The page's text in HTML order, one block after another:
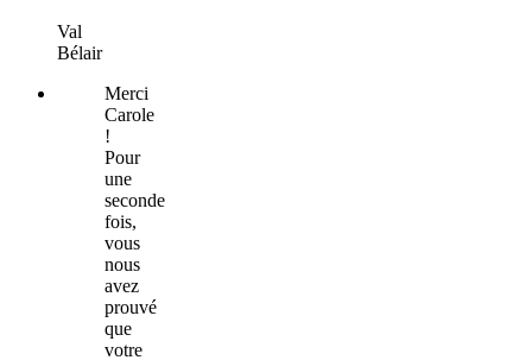
Val
Bélair
Merci
Carole
!
Pour
une
seconde
fois,
vous
nous
avez
prouvé
que
votre